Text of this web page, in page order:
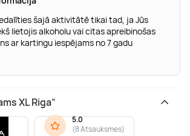
šajā aktivitātē tikai tad, ja Jūs
lietojis alkoholu vai citas apreibinošas
ar kartingu iespējams no 7 gadu
XL Riga”
5.0
(8 Atsauksmes)